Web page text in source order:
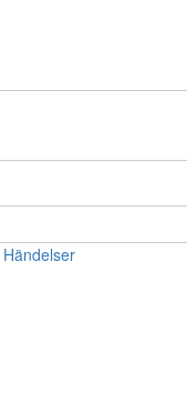
Händelser